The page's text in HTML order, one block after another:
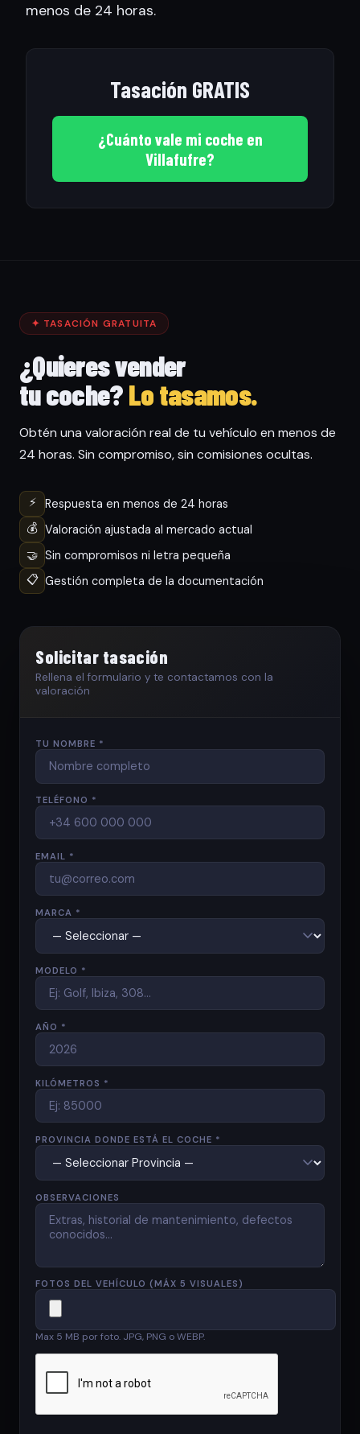
menos de 24 horas.
Tasación GRATIS
¿Cuánto vale mi coche en
Villafufre?
✦ TASACIÓN GRATUITA
¿Quieres vender
tu coche?Lo tasamos.
Obtén una valoración real de tu vehículo en menos de
24 horas. Sin compromiso, sin comisiones ocultas.
⚡
Respuesta en menos de 24 horas
💰 Valoración ajustada al mercado actual
🤝 Sin compromisos ni letra pequeña
📋 Gestión completa de la documentación
Solicitar tasación
Rellena el formulario y te contactamos con la
valoración
TU NOMBRE *
TELÉFONO *
EMAIL *
MARCA *
MODELO *
AÑO *
KILÓMETROS *
PROVINCIA DONDE ESTÁ EL COCHE *
OBSERVACIONES
FOTOS DEL VEHÍCULO (MÁX 5 VISUALES)
Max 5 MB por foto. JPG, PNG o WEBP.